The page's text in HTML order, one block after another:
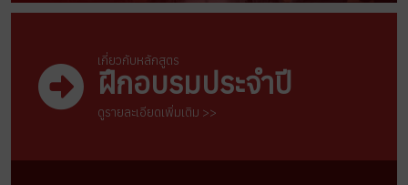
เกี่ยวกับหลักสูตร
ฝึกอบรมประจำปี
ดูรายละเอียดเพิ่มเติม >>